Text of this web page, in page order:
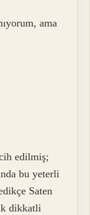
ama
edilmiş;
bu yeterli
Saten
dikkatli